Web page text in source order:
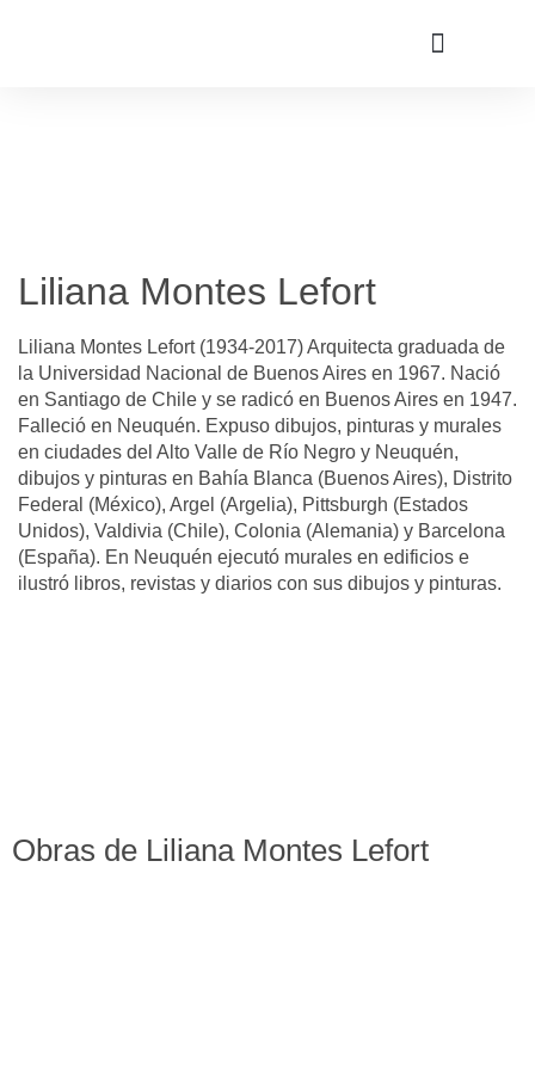
Liliana Montes Lefort
Liliana Montes Lefort (1934-2017) Arquitecta graduada de
la Universidad Nacional de Buenos Aires en 1967. Nació
en Santiago de Chile y se radicó en Buenos Aires en 1947.
Falleció en Neuquén. Expuso dibujos, pinturas y murales
en ciudades del Alto Valle de Río Negro y Neuquén,
dibujos y pinturas en Bahía Blanca (Buenos Aires), Distrito
Federal (México), Argel (Argelia), Pittsburgh (Estados
Unidos), Valdivia (Chile), Colonia (Alemania) y Barcelona
(España). En Neuquén ejecutó murales en edificios e
ilustró libros, revistas y diarios con sus dibujos y pinturas.
Obras de Liliana Montes Lefort